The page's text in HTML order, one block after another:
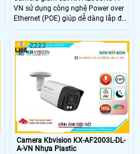
VN sử dụng công nghệ Power over
Ethernet (POE) giúp dễ dàng lắp đặt
và tiết kiệm chi phí. Loại camera này
có giá rẻ nhưng chất lượng hình ảnh
sắc nét và độ phân giải cao, phù
hợp cho các nhu cầu giám sát công
Camera Kbvision KX-AF2003L-DL-
A-VN Nhựa Plastic
2223